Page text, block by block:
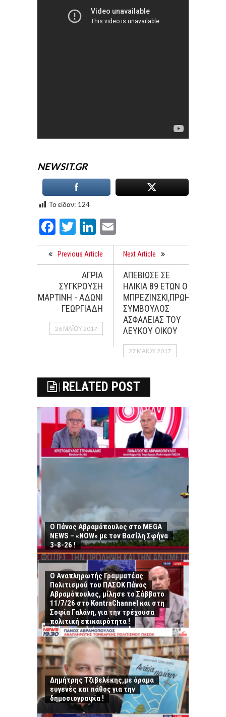
NEWSIT.GR
Το είδαν: 124
Facebook
TwitterLinkedIn
Previous Article
ΑΓΡΙΑ
ΣΥΓΚΡΟΥΣΗ
ΜΑΡΤΙΝΗ - ΑΔΩΝΙ
ΓΕΩΡΓΙΑΔΗ
26 ΜΑΪ́ΟΥ 2017
Next Article
ΑΠΕΒΙΩΣΕ ΣΕ
ΗΛΙΚΙΑ 89 ΕΤΩΝ Ο
ΜΠΡΕΖΙΝΣΚΙ,ΠΡΩΗΝ
ΣΥΜΒΟΥΛΟΣ
ΑΣΦΑΛΕΙΑΣ ΤΟΥ
ΛΕΥΚΟΥ ΟΙΚΟΥ
27 ΜΑΪ́ΟΥ 2017
RELATED POST
Ο Πάνος Αβραμόπουλος στο MEGA
NEWS – «NOW» με τον Βασίλη Σφήνα
3-8-26 !
Ο Αναπληρωτής Γραμματέας
Πολιτισμού του ΠΑΣΟΚ Πάνος
Αβραμόπουλος, μίλησε το Σάββατο
11/7/26 στο KontraChannel και στη
Σοφία Γαλάνη, για την τρέχουσα
πολιτική επικαιρότητα !
Δημήτρης Τζιβελέκης,με όραμα
ευγενές και πάθος για την
δημοσιογραφία !